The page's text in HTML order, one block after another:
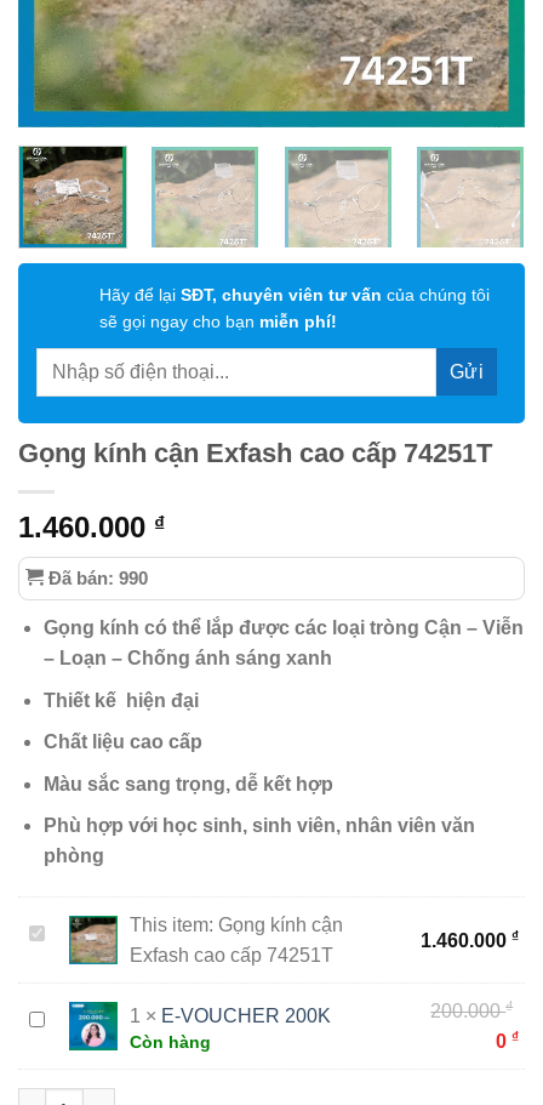
Hãy để lại SĐT, chuyên viên tư vấn của chúng tôi
sẽ gọi ngay cho bạn miễn phí!
Gọng kính cận Exfash cao cấp 74251T
1.460.000 ₫
Đã bán: 990
Gọng kính có thể lắp được các loại tròng Cận – Viễn
– Loạn – Chống ánh sáng xanh
Thiết kế hiện đại
Chất liệu cao cấp
Màu sắc sang trọng, dễ kết hợp
Phù hợp với học sinh, sinh viên, nhân viên văn
phòng
Gọng
cận
Exfash
cấp
74251T
This item: Gọng kính cận
Exfash cao cấp 74251T
1.460.000 ₫
E-
VOUCHER
200K
1 × E-VOUCHER 200K
Còn hàng
200.000₫
là:
0 ₫
Gọng kính cận Exfash cao cấp 74251T số lượng